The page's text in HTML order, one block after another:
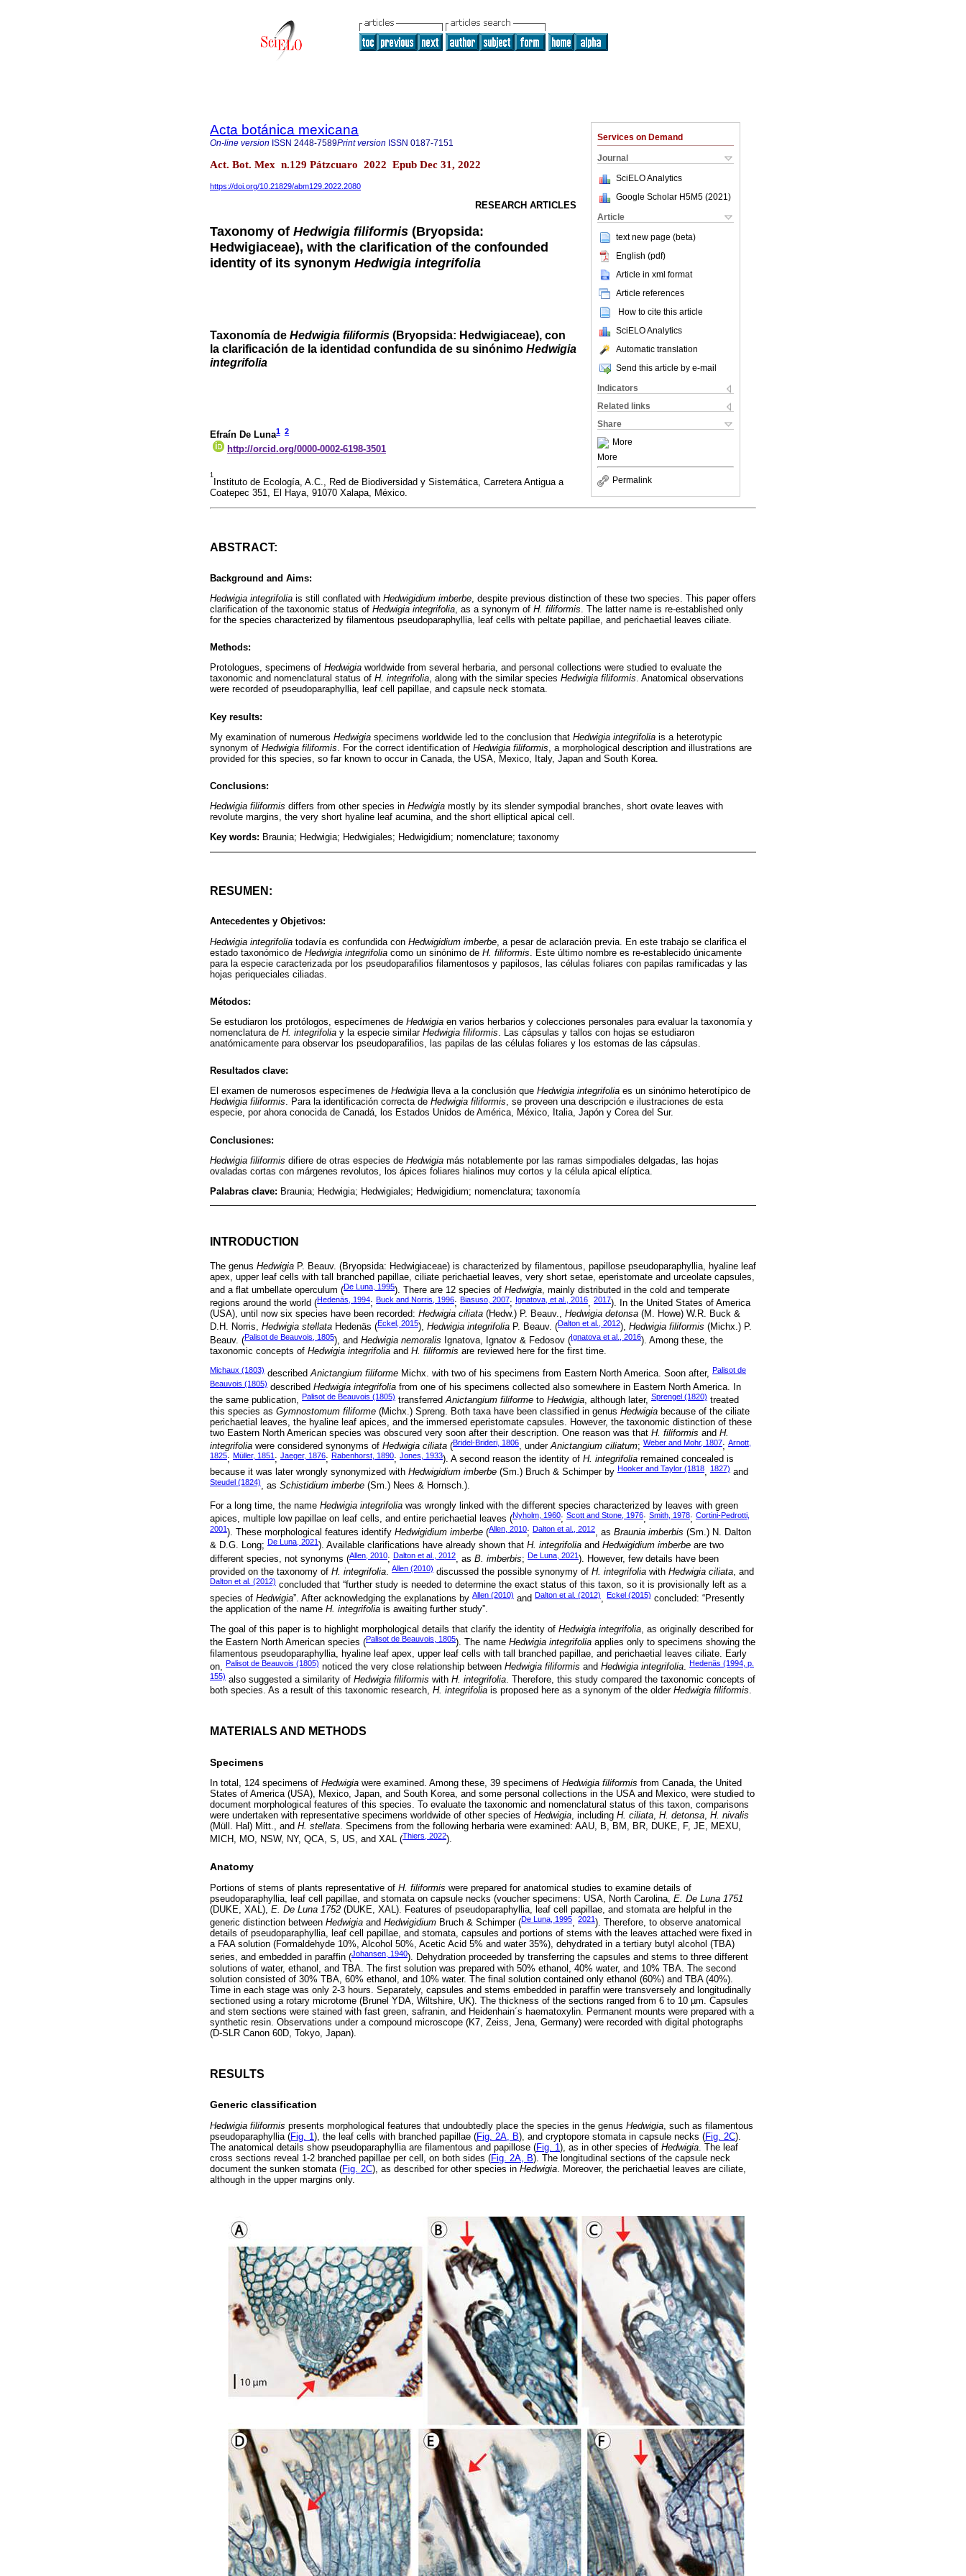
Services on Demand
Journal
SciELO Analytics
Google Scholar H5M5 (2021 )
Article
text new page (beta)
English (pdf)
Article in xml format
Article references
How to cite this article
SciELO Analytics
Automatic translation
Send this article by e-mail
Indicators
Related links
Share
More
More
Permalink
Acta botánica mexicana
On-line version ISSN 2448-7589Print version ISSN 0187-7151
Act. Bot. Mex n.129 Pátzcuaro 2022 Epub Dec 31, 2022
https://doi.org/10.21829/abm129.2022.2080
RESEARCH ARTICLES
Taxonomy of Hedwigia filiformis (Bryopsida:
Hedwigiaceae), with the clarification of the confounded
identity of its synonym Hedwigia integrifolia
Taxonomía de Hedwigia filiformis (Bryopsida: Hedwigiaceae), con
la clarificación de la identidad confundida de su sinónimo Hedwigia
integrifolia
Efraín De Luna1 2
http://orcid.org/0000-0002-6198-3501
1
Instituto de Ecología, A.C., Red de Biodiversidad y Sistemática, Carretera Antigua a
Coatepec 351, El Haya, 91070 Xalapa, México.
ABSTRACT:
Background and Aims:
Hedwigia integrifolia is still conflated with Hedwigidium imberbe , despite previous distinction of these two species. This paper offers
clarification of the taxonomic status of Hedwigia integrifolia , as a synonym of H. filiformis . The latter name is re-established only
for the species characterized by filamentous pseudoparaphyllia, leaf cells with peltate papillae, and perichaetial leaves ciliate.
Methods:
Protologues, specimens of Hedwigia worldwide from several herbaria, and personal collections were studied to evaluate the
taxonomic and nomenclatural status of H. integrifolia, along with the similar species Hedwigia filiformis. Anatomical observations
were recorded of pseudoparaphyllia, leaf cell papillae, and capsule neck stomata.
Key results:
My examination of numerous Hedwigia specimens worldwide led to the conclusion that Hedwigia integrifolia is a heterotypic
synonym of Hedwigia filiformis . For the correct identification of Hedwigia filiformis , a morphological description and illustrations are
provided for this species, so far known to occur in Canada, the USA, Mexico, Italy, Japan and South Korea.
Conclusions:
Hedwigia filiformis differs from other species in Hedwigia mostly by its slender sympodial branches, short ovate leaves with
revolute margins, the very short hyaline leaf acumina, and the short elliptical apical cell.
Key words: Braunia; Hedwigia; Hedwigiales; Hedwigidium; nomenclature; taxonomy
RESUMEN:
Antecedentes y Objetivos:
Hedwigia integrifolia todavía es confundida con Hedwigidium imberbe , a pesar de aclaración previa. En este trabajo se clarifica el
estado taxonómico de Hedwigia integrifolia como un sinónimo de H. filiformis . Este último nombre es re-establecido únicamente
para la especie caracterizada por los pseudoparafilios filamentosos y papilosos, las células foliares con papilas ramificadas y las
hojas periqueciales ciliadas.
Métodos:
Se estudiaron los protólogos, especímenes de Hedwigia en varios herbarios y colecciones personales para evaluar la taxonomía y
nomenclatura de H. integrifolia y la especie similar Hedwigia filiformis. Las cápsulas y tallos con hojas se estudiaron
anatómicamente para observar los pseudoparafilios, las papilas de las células foliares y los estomas de las cápsulas.
Resultados clave:
El examen de numerosos especímenes de Hedwigia lleva a la conclusión que Hedwigia integrifolia es un sinónimo heterotípico de
Hedwigia filiformis. Para la identificación correcta de Hedwigia filiformis, se proveen una descripción e ilustraciones de esta
especie, por ahora conocida de Canadá, los Estados Unidos de América, México, Italia, Japón y Corea del Sur.
Conclusiones:
Hedwigia filiformis difiere de otras especies de Hedwigia más notablemente por las ramas simpodiales delgadas, las hojas
ovaladas cortas con márgenes revolutos, los ápices foliares hialinos muy cortos y la célula apical elíptica.
Palabras clave: Braunia; Hedwigia; Hedwigiales; Hedwigidium; nomenclatura; taxonomía
INTRODUCTION
The genus Hedwigia P. Beauv. (Bryopsida: Hedwigiaceae) is characterized by filamentous, papillose pseudoparaphyllia, hyaline leaf
apex, upper leaf cells with tall branched papillae, ciliate perichaetial leaves, very short setae, eperistomate and urceolate capsules,
and a flat umbellate operculum (De Luna, 1995). There are 12 species of Hedwigia, mainly distributed in the cold and temperate
regions around the world (Hedenäs, 1994; Buck and Norris, 1996; Biasuso, 2007; Ignatova, et al., 2016, 2017). In the United States of America
(USA), until now six species have been recorded: Hedwigia ciliata (Hedw.) P. Beauv., Hedwigia detonsa (M. Howe) W.R. Buck &
D.H. Norris, Hedwigia stellata Hedenäs (Eckel, 2015), Hedwigia integrifolia P. Beauv. (Dalton et al., 2012), Hedwigia filiformis (Michx.) P.
Beauv. (Palisot de Beauvois, 1805), and Hedwigia nemoralis Ignatova, Ignatov & Fedosov (Ignatova et al., 2016). Among these, the
taxonomic concepts of Hedwigia integrifolia and H. filiformis are reviewed here for the first time.
Michaux (1803) describedAnictangium filiforme Michx. with two of his specimens from Eastern North America. Soon after, Palisot de
Beauvois (1805) described Hedwigia integrifolia from one of his specimens collected also somewhere in Eastern North America. In
the same publication, Palisot de Beauvois (1805) transferredAnictangium filiforme to Hedwigia, although later, Sprengel (1820) treated
this species as Gymnostomum filiforme (Michx.) Spreng. Both taxa have been classified in genus Hedwigia because of the ciliate
perichaetial leaves, the hyaline leaf apices, and the immersed eperistomate capsules. However, the taxonomic distinction of these
two Eastern North American species was obscured very soon after their description. One reason was that H. filiformis and H.
integrifolia were considered synonyms of Hedwigia ciliata (Bridel-Brideri, 1806 , under Anictangium ciliatum; Weber and Mohr, 1807; Arnott,
1825; Müller, 1851 ; Jaeger, 1876; Rabenhorst, 1890; Jones, 1933). A second reason the identity of H. integrifolia remained concealed is
because it was later wrongly synonymized with Hedwigidium imberbe (Sm.) Bruch & Schimper by Hooker and Taylor (1818, 1827) and
Steudel (1824), as Schistidium imberbe (Sm.) Nees & Hornsch.).
For a long time, the name Hedwigia integrifolia was wrongly linked with the different species characterized by leaves with green
apices, multiple low papillae on leaf cells, and entire perichaetial leaves (Nyholm, 1960; Scott and Stone, 1976; Smith, 1978; Cortini-Pedrotti,
2001). These morphological features identify Hedwigidium imberbe (Allen, 2010; Dalton et al., 2012, as Braunia imberbis (Sm.) N. Dalton
& D.G. Long; De Luna, 2021). Available clarifications have already shown that H. integrifolia and Hedwigidium imberbe are two
different species, not synonyms (Allen, 2010; Dalton et al., 2012 , as B. imberbis; De Luna, 2021). However, few details have been
provided on the taxonomy of H. integrifolia. Allen (2010) discussed the possible synonymy of H. integrifolia with Hedwigia ciliata, and
Dalton et al. (2012) concluded that “further study is needed to determine the exact status of this taxon, so it is provisionally left as a
species of Hedwigia”. After acknowledging the explanations by Allen (2010) and Dalton et al. (2012), Eckel (2015) concluded: “Presently
the application of the name H. integrifolia is awaiting further study”.
The goal of this paper is to highlight morphological details that clarify the identity of Hedwigia integrifolia, as originally described for
the Eastern North American species (Palisot de Beauvois, 1805). The name Hedwigia integrifolia applies only to specimens showing the
filamentous pseudoparaphyllia, hyaline leaf apex, upper leaf cells with tall branched papillae, and perichaetial leaves ciliate. Early
on, Palisot de Beauvois (1805) noticed the very close relationship between Hedwigia filiformis and Hedwigia integrifolia. Hedenäs (1994, p.
155) also suggested a similarity of Hedwigia filiformis with H. integrifolia. Therefore, this study compared the taxonomic concepts of
both species. As a result of this taxonomic research, H. integrifolia is proposed here as a synonym of the older Hedwigia filiformis.
MATERIALS AND METHODS
Specimens
In total, 124 specimens of Hedwigia were examined. Among these, 39 specimens of Hedwigia filiformis from Canada, the United
States of America (USA), Mexico, Japan, and South Korea, and some personal collections in the USA and Mexico, were studied to
document morphological features of this species. To evaluate the taxonomic and nomenclatural status of this taxon, comparisons
were undertaken with representative specimens worldwide of other species of Hedwigia, including H. ciliata, H. detonsa, H. nivalis
(Müll. Hal) Mitt., and H. stellata. Specimens from the following herbaria were examined: AAU, B, BM, BR, DUKE, F, JE, MEXU,
MICH, MO, NSW, NY, QCA, S, US, and XAL (Thiers, 2022).
Anatomy
Portions of stems of plants representative of H. filiformis were prepared for anatomical studies to examine details of
pseudoparaphyllia, leaf cell papillae, and stomata on capsule necks (voucher specimens: USA, North Carolina, E. De Luna 1751
(DUKE, XAL), E. De Luna 1752 (DUKE, XAL). Features of pseudoparaphyllia, leaf cell papillae, and stomata are helpful in the
generic distinction between Hedwigia and Hedwigidium Bruch & Schimper (De Luna, 1995, 2021). Therefore, to observe anatomical
details of pseudoparaphyllia, leaf cell papillae, and stomata, capsules and portions of stems with the leaves attached were fixed in
a FAA solution (Formaldehyde 10%, Alcohol 50%, Acetic Acid 5% and water 35%), dehydrated in a tertiary butyl alcohol (TBA)
series, and embedded in paraffin (Johansen, 1940). Dehydration proceeded by transferring the capsules and stems to three different
solutions of water, ethanol, and TBA. The first solution was prepared with 50% ethanol, 40% water, and 10% TBA. The second
solution consisted of 30% TBA, 60% ethanol, and 10% water. The final solution contained only ethanol (60%) and TBA (40%).
Time in each stage was only 2-3 hours. Separately, capsules and stems embedded in paraffin were transversely and longitudinally
sectioned using a rotary microtome (Brunel YDA, Wiltshire, UK). The thickness of the sections ranged from 6 to 10 µm. Capsules
and stem sections were stained with fast green, safranin, and Heidenhain´s haematoxylin. Permanent mounts were prepared with a
synthetic resin. Observations under a compound microscope (K7, Zeiss, Jena, Germany) were recorded with digital photographs
(D-SLR Canon 60D, Tokyo, Japan).
RESULTS
Generic classification
Hedwigia filiformis presents morphological features that undoubtedly place the species in the genus Hedwigia , such as filamentous
pseudoparaphyllia (Fig. 1), the leaf cells with branched papillae (Fig. 2A, B), and cryptopore stomata in capsule necks (Fig. 2C).
The anatomical details show pseudoparaphyllia are filamentous and papillose (Fig. 1), as in other species of Hedwigia . The leaf
cross sections reveal 1-2 branched papillae per cell, on both sides (Fig. 2A, B). The longitudinal sections of the capsule neck
document the sunken stomata (Fig. 2C), as described for other species in Hedwigia . Moreover, the perichaetial leaves are ciliate,
although in the upper margins only.